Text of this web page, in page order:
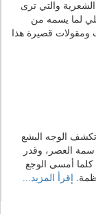
والتي ترى
لما يسمه من
قصيرة هذا
الوجه البشع
سمة العصر، وقدر
كلما أمسى الوجع
إقرأ المزيد...